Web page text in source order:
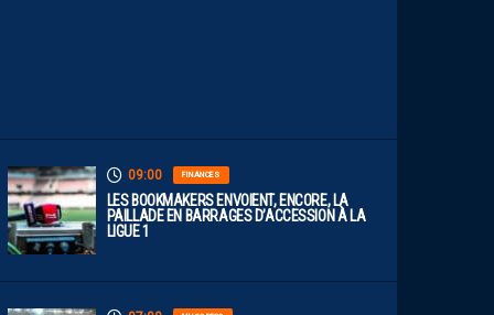
09:00 FINANCES
LES BOOKMAKERS ENVOIENT, ENCORE, LA
PAILLADE EN BARRAGES D’ACCESSION À LA
LIGUE 1